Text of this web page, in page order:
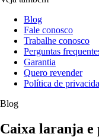
Blog
Fale conosco
Trabalhe conosco
Perguntas
Garantia
Quero revender
Política de
Blog
Caixa laranja e